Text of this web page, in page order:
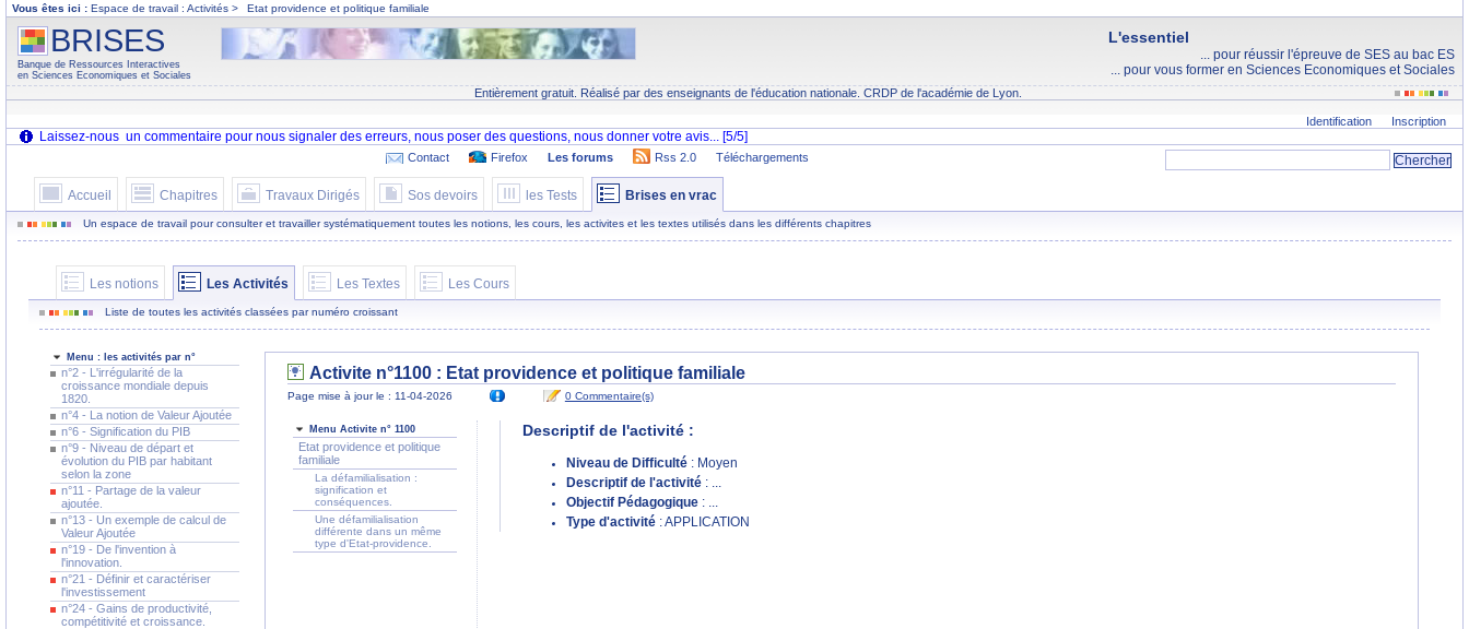
Vous êtes ici : Espace de travail : Activités > Etat providence et politique familiale
L'essentiel
... pour réussir l'épreuve de SES au bac ES
... pour vous former en Sciences Economiques et Sociales
BRISES
Banque de Ressources Interactives
en Sciences Economiques et Sociales
Entièrement gratuit. Réalisé par des enseignants de l'éducation nationale. CRDP de l'académie de Lyon.
Identification Inscription
Contact Firefox Les forums Rss 2.0 Téléchargements
Accueil Chapitres Travaux Dirigés Sos devoirs les Tests Brises en vrac
Un espace de travail pour consulter et travailler systématiquement toutes les notions, les cours, les activites et les textes utilisés dans les différents chapitres
Les notions Les Activités Les Textes Les Cours
Liste de toutes les activités classées par numéro croissant
Menu : les activités par n°
n°2 - L'irrégularité de la
croissance mondiale depuis
1820.
n°4 - La notion de Valeur Ajoutée
n°6 - Signification du PIB
n°9 - Niveau de départ et
évolution du PIB par habitant
selon la zone
n°11 - Partage de la valeur
ajoutée.
n°13 - Un exemple de calcul de
Valeur Ajoutée
n°19 - De l'invention à
l'innovation.
n°21 - Définir et caractériser
l'investissement
n°24 - Gains de productivité,
compétitivité et croissance.
Activite n°1100 : Etat providence et politique familiale
Page mise à jour le : 11-04-2026 0 Commentaire(s)
Menu Activite n° 1100
Etat providence et politique
familiale
La défamilialisation :
signification et
conséquences.
Une défamilialisation
différente dans un même
type d'Etat-providence.
Descriptif de l'activité :
Niveau de Difficulté : Moyen
Descriptif de l'activité : ...
Objectif Pédagogique: ...
Type d'activité : APPLICATION